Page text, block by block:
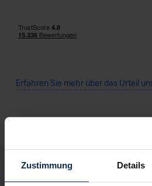
Zustimmung Details
Erfahren Sie mehr über das Urteil